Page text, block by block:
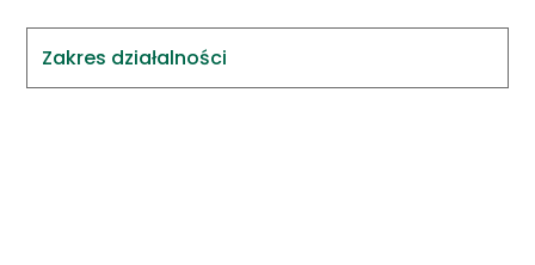
Zakres działalności